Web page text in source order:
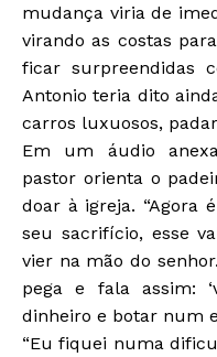
mudança viria de
virando as costas
ficar surpreendidas
Antonio teria dito
carros luxuosos,
Em um áudio
pastor orienta o
doar à igreja. “Agora
seu sacrifício, esse
vier na mão do
pega e fala assim:
dinheiro e botar num
“Eu fiquei numa